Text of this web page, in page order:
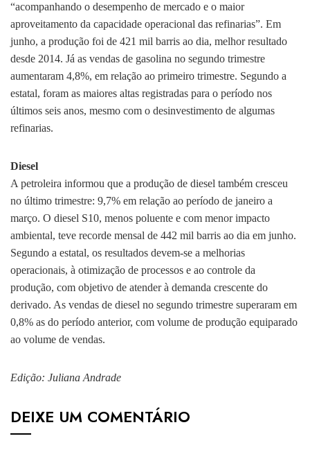
“acompanhando o desempenho de mercado e o maior
aproveitamento da capacidade operacional das refinarias”. Em
junho, a produção foi de 421 mil barris ao dia, melhor resultado
desde 2014. Já as vendas de gasolina no segundo trimestre
aumentaram 4,8%, em relação ao primeiro trimestre. Segundo a
estatal, foram as maiores altas registradas para o período nos
últimos seis anos, mesmo com o desinvestimento de algumas
refinarias.
Diesel
A petroleira informou que a produção de diesel também cresceu
no último trimestre: 9,7% em relação ao período de janeiro a
março. O diesel S10, menos poluente e com menor impacto
ambiental, teve recorde mensal de 442 mil barris ao dia em junho.
Segundo a estatal, os resultados devem-se a melhorias
operacionais, à otimização de processos e ao controle da
produção, com objetivo de atender à demanda crescente do
derivado. As vendas de diesel no segundo trimestre superaram em
0,8% as do período anterior, com volume de produção equiparado
ao volume de vendas.
Edição: Juliana Andrade
DEIXE UM COMENTÁRIO